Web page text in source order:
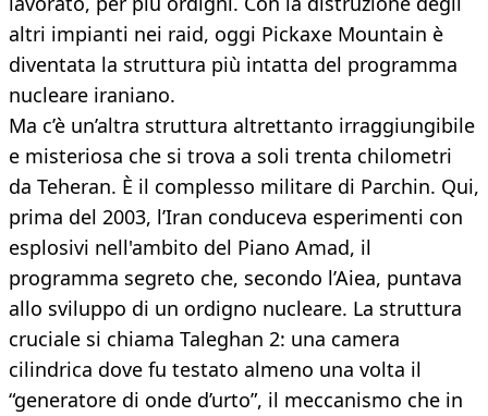
altri impianti nei raid, oggi Pickaxe Mountain è
diventata la struttura più intatta del programma
nucleare iraniano.
Ma c’è un’altra struttura altrettanto irraggiungibile
e misteriosa che si trova a soli trenta chilometri
da Teheran. È il complesso militare di Parchin. Qui,
prima del 2003, l’Iran conduceva esperimenti con
esplosivi nell'ambito del Piano Amad, il
programma segreto che, secondo l’Aiea, puntava
allo sviluppo di un ordigno nucleare. La struttura
cruciale si chiama Taleghan 2: una camera
cilindrica dove fu testato almeno una volta il
“generatore di onde d’urto”, il meccanismo che in